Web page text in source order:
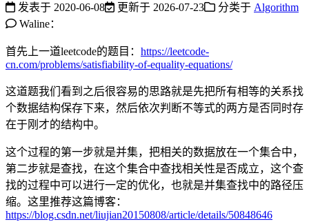
发表于 2020-06-08 更新于 2026-07-23 分类于 Algorithm
Waline：
首先上一道leetcode的题目： https://leetcode-
cn.com/problems/satisfiability-of-equality-equations/
这道题我们看到之后很容易的思路就是先把所有相等的关系找
个数据结构保存下来，然后依次判断不等式的两方是否同时存
在于刚才的结构中。
这个过程的第一步就是并集，把相关的数据放在一个集合中，
第二步就是查找，在这个集合中查找相关性是否成立，这个查
找的过程中可以进行一定的优化，也就是并集查找中的路径压
缩。这里推荐这篇博客：
https://blog.csdn.net/liujian20150808/article/details/50848646